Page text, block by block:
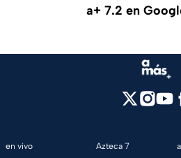
a+ 7.2 en
en vivo
Azteca 7